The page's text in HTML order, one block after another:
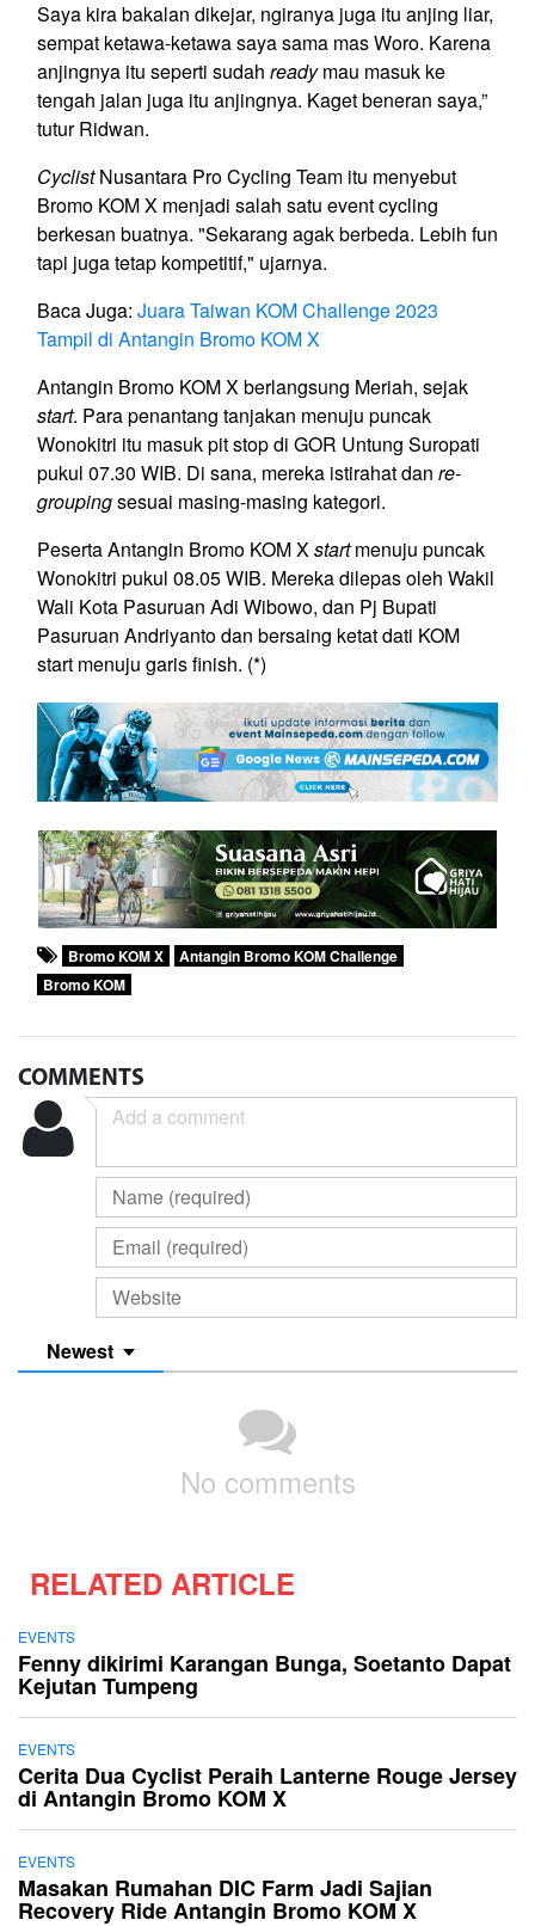
Saya kira bakalan dikejar, ngiranya juga itu anjing liar,
sempat ketawa-ketawa saya sama mas Woro. Karena
anjingnya itu seperti sudah readymau masuk ke
tengah jalan juga itu anjingnya. Kaget beneran saya,”
tutur Ridwan.
CyclistNusantara Pro Cycling Team itu menyebut
Bromo KOM X menjadi salah satu event cycling
berkesan buatnya. "Sekarang agak berbeda. Lebih fun
tapi juga tetap kompetitif," ujarnya.
Baca Juga: Juara Taiwan KOM Challenge 2023
Tampil di Antangin Bromo KOM X
Antangin Bromo KOM X berlangsung Meriah, sejak
start. Para penantang tanjakan menuju puncak
Wonokitri itu masuk pit stop di GOR Untung Suropati
pukul 07.30 WIB. Di sana, mereka istirahat dan re-
groupingsesuai masing-masing kategori.
Peserta Antangin Bromo KOM Xstartmenuju puncak
Wonokitri pukul 08.05 WIB. Mereka dilepas oleh Wakil
Wali Kota Pasuruan Adi Wibowo, dan Pj Bupati
Pasuruan Andriyanto dan bersaing ketat dati KOM
start menuju garis finish. (*)
Bromo KOM X
Antangin Bromo KOM Challenge
Bromo KOM
COMMENTS
Newest
No comments
RELATED ARTICLE
EVENTS
Fenny dikirimi Karangan Bunga, Soetanto Dapat
Kejutan Tumpeng
EVENTS
Cerita Dua Cyclist Peraih Lanterne Rouge Jersey
di Antangin Bromo KOM X
EVENTS
Masakan Rumahan DIC Farm Jadi Sajian
Recovery Ride Antangin Bromo KOM X